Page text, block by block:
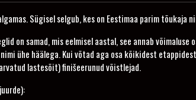
Sügisel selgub, kes on Eestimaa parim tõukaja
on samad, mis eelmisel aastal, see annab
ühe häälega. Kui võtad aga osa kõikidest
lastesõit) finišeerunud võistlejad.